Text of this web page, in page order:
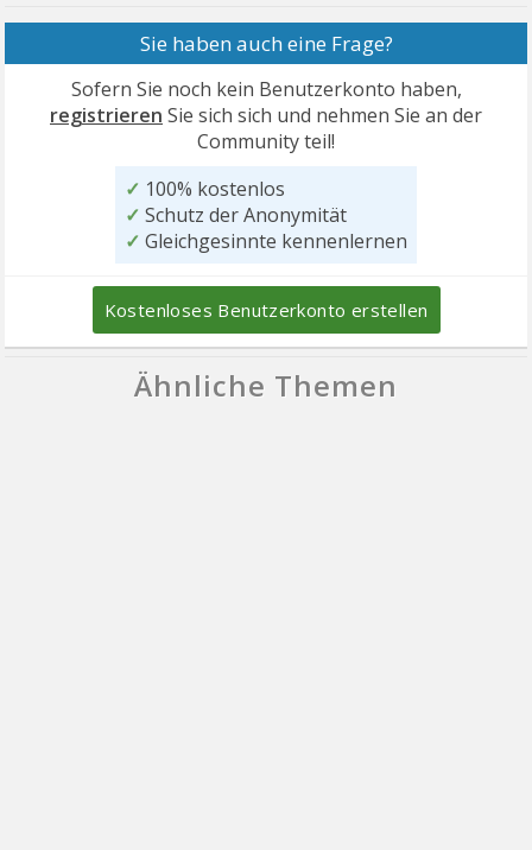
Sie haben auch eine Frage?
Sofern Sie noch kein Benutzerkonto haben,
registrieren Sie sich sich und nehmen Sie an der
Community teil!
✓ 100% kostenlos
✓ Schutz der Anonymität
✓ Gleichgesinnte kennenlernen
Kostenloses Benutzerkonto erstellen
Ähnliche Themen